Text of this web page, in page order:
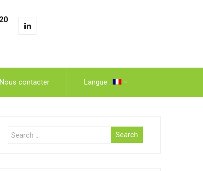
Nous contacter Langue :